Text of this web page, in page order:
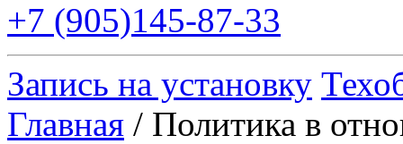
+7 (905)145-87-33
Запись на установку
Главная / Политика в